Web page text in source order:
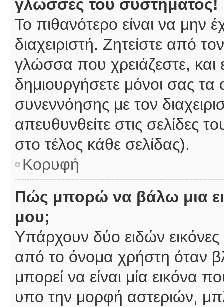
γλώσσες του συστήματος!
Το πιθανότερο είναι να μην
διαχειριστή. Ζητείστε από
γλώσσα που χρειάζεστε, και
δημιουργήσετε μόνοι σας
συνεννόησης με τον
απευθυνθείτε στις
στο τέλος κάθε σελίδας).
Κορυφή
Πώς μπορώ να βάλω μια
μου;
Υπάρχουν δύο ειδών
από το όνομα χρήστη όταν
μπορεί να είναι μία εικόνα
υπο την μορφή αστεριών,